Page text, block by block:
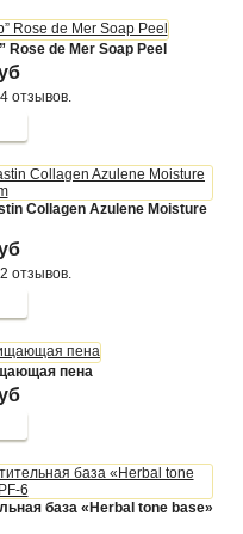
de Mer Soap Peel
Collagen Azulene Moisture
пена
база «Herbal tone base»